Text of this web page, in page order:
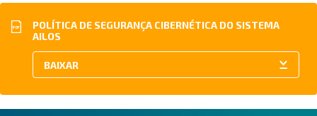
POLÍTICA DE SEGURANÇA CIBERNÉTICA DO SISTEMA
AILOS
PDF